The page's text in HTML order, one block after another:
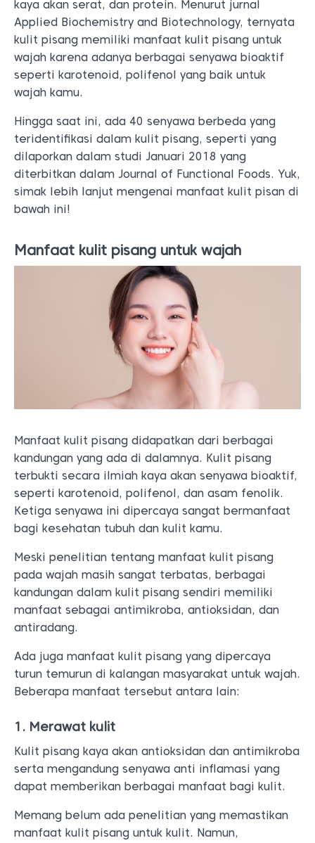
kaya akan serat, dan protein. Menurut jurnal
Applied Biochemistry and Biotechnology, ternyata
kulit pisang memiliki manfaat kulit pisang untuk
wajah karena adanya berbagai senyawa bioaktif
seperti karotenoid, polifenol yang baik untuk
wajah kamu.
Hingga saat ini, ada 40 senyawa berbeda yang
teridentifikasi dalam kulit pisang, seperti yang
dilaporkan dalam studi Januari 2018 yang
diterbitkan dalam Journal of Functional Foods. Yuk,
simak lebih lanjut mengenai manfaat kulit pisan di
bawah ini!
Manfaat kulit pisang untuk wajah
Manfaat kulit pisang didapatkan dari berbagai
kandungan yang ada di dalamnya. Kulit pisang
terbukti secara ilmiah kaya akan senyawa bioaktif,
seperti karotenoid, polifenol, dan asam fenolik.
Ketiga senyawa ini dipercaya sangat bermanfaat
bagi kesehatan tubuh dan kulit kamu.
Meski penelitian tentang manfaat kulit pisang
pada wajah masih sangat terbatas, berbagai
kandungan dalam kulit pisang sendiri memiliki
manfaat sebagai antimikroba, antioksidan, dan
antiradang.
Ada juga manfaat kulit pisang yang dipercaya
turun temurun di kalangan masyarakat untuk wajah.
Beberapa manfaat tersebut antara lain:
1. Merawat kulit
Kulit pisang kaya akan antioksidan dan antimikroba
serta mengandung senyawa anti inflamasi yang
dapat memberikan berbagai manfaat bagi kulit.
Memang belum ada penelitian yang memastikan
manfaat kulit pisang untuk kulit. Namun,